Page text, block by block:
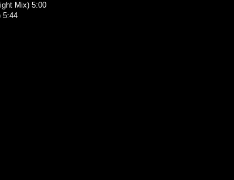
Mix) 5:00
5:44